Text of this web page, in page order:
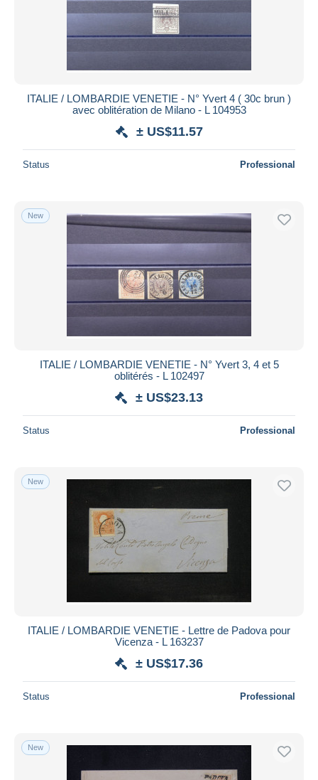
ITALIE / LOMBARDIE VENETIE - N° Yvert 4 ( 30c brun )
avec oblitération de Milano - L 104953
± US$11.57
Status Professional
New
ITALIE / LOMBARDIE VENETIE - N° Yvert 3, 4 et 5
oblitérés - L 102497
± US$23.13
Status Professional
New
ITALIE / LOMBARDIE VENETIE - Lettre de Padova pour
Vicenza - L 163237
± US$17.36
Status Professional
New